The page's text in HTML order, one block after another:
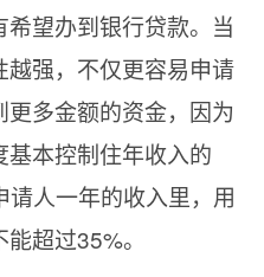
望办到银行贷款。 当
强，不仅更容易申请
多金额的资金，因为
基本控制住年收入的
人一年的收入里，用
超过35%。